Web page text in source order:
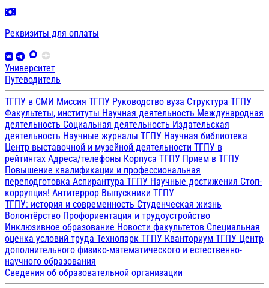
Реквизиты для оплаты
Университет
Путеводитель
ТГПУ в СМИ Миссия ТГПУ Руководство вуза Структура ТГПУ
Факультеты, институты Научная деятельность Международная
деятельность Социальная деятельность Издательская
деятельность Научные журналы ТГПУ Научная библиотека
Центр выставочной и музейной деятельности ТГПУ в
рейтингах Адреса/телефоны Корпуса ТГПУ Прием в ТГПУ
Повышение квалификации и профессиональная
переподготовка Аспирантура ТГПУ Научные достижения Стоп-
коррупция! Антитеррор Выпускники ТГПУ
ТГПУ: история и современность Студенческая жизнь
Волонтёрство Профориентация и трудоустройство
Инклюзивное образование Новости факультетов Специальная
оценка условий труда Технопарк ТГПУ Кванториум ТГПУ Центр
дополнительного физико-математического и естественно-
научного образования
Сведения об образовательной организации